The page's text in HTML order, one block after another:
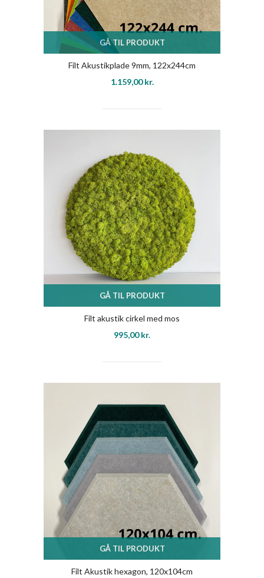
GÅ TIL PRODUKT
Filt Akustikplade 9mm, 122x244cm
1.159,00kr.
GÅ TIL PRODUKT
Filt akustik cirkel med mos
995,00kr.
GÅ TIL PRODUKT
Filt Akustik hexagon, 120x104cm